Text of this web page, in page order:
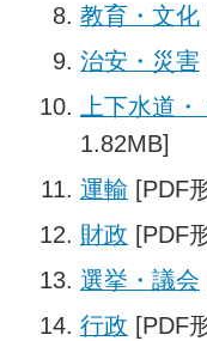
教育・文化
治安・災害
上下水道
1.82MB]
運輸 [PDF
財政 [PDF
選挙・議会
行政 [PDF